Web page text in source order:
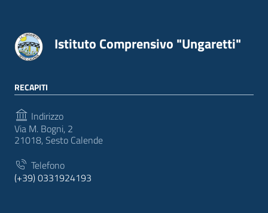
Istituto Comprensivo "Ungaretti"
RECAPITI
Indirizzo
Via M. Bogni, 2
21018, Sesto Calende
Telefono
(+39) 0331924193